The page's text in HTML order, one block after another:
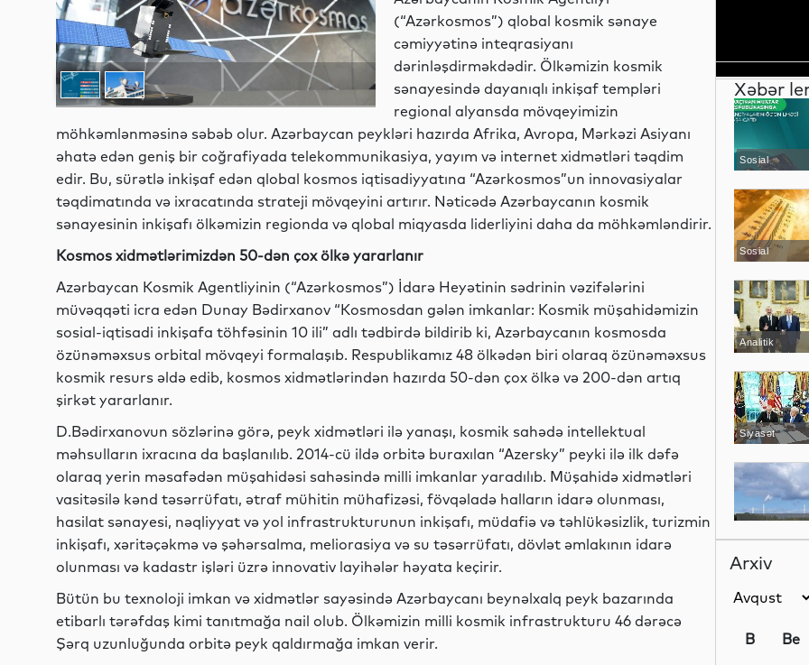
(“Azərkosmos”) qlobal kosmik sənaye
cəmiyyətinə inteqrasiyanı
dərinləşdirməkdədir. Ölkəmizin kosmik
sənayesində dayanıqlı inkişaf templəri
regional alyansda mövqeyimizin
möhkəmlənməsinə səbəb olur. Azərbaycan peykləri hazırda Afrika, Avropa, Mərkəzi Asiyanı
əhatə edən geniş bir coğrafiyada telekommunikasiya, yayım və internet xidmətləri təqdim
edir. Bu, sürətlə inkişaf edən qlobal kosmos iqtisadiyyatına “Azərkosmos”un innovasiyalar
təqdimatında və ixracatında strateji mövqeyini artırır. Nəticədə Azərbaycanın kosmik
sənayesinin inkişafı ölkəmizin regionda və qlobal miqyasda liderliyini daha da möhkəmləndirir.
Kosmos xidmətlərimizdən 50-dən çox ölkə yararlanır
Azərbaycan Kosmik Agentliyinin (“Azərkosmos”) İdarə Heyətinin sədrinin vəzifələrini
müvəqqəti icra edən Dunay Bədirxanov “Kosmosdan gələn imkanlar: Kosmik müşahidəmizin
sosial-iqtisadi inkişafa töhfəsinin 10 ili” adlı tədbirdə bildirib ki, Azərbaycanın kosmosda
özünəməxsus orbital mövqeyi formalaşıb. Respublikamız 48 ölkədən biri olaraq özünəməxsus
kosmik resurs əldə edib, kosmos xidmətlərindən hazırda 50-dən çox ölkə və 200-dən artıq
şirkət yararlanır.
D.Bədirxanovun sözlərinə görə, peyk xidmətləri ilə yanaşı, kosmik sahədə intellektual
məhsulların ixracına da başlanılıb. 2014-cü ildə orbitə buraxılan “Azersky” peyki ilə ilk dəfə
olaraq yerin məsafədən müşahidəsi sahəsində milli imkanlar yaradılıb. Müşahidə xidmətləri
vasitəsilə kənd təsərrüfatı, ətraf mühitin mühafizəsi, fövqəladə halların idarə olunması,
hasilat sənayesi, nəqliyyat və yol infrastrukturunun inkişafı, müdafiə və təhlükəsizlik, turizmin
inkişafı, xəritəçəkmə və şəhərsalma, meliorasiya və su təsərrüfatı, dövlət əmlakının idarə
olunması və kadastr işləri üzrə innovativ layihələr həyata keçirir.
Bütün bu texnoloji imkan və xidmətlər sayəsində Azərbaycanı beynəlxalq peyk bazarında
etibarlı tərəfdaş kimi tanıtmağa nail olub. Ölkəmizin milli kosmik infrastrukturu 46 dərəcə
Şərq uzunluğunda orbitə peyk qaldırmağa imkan verir.
Xəbər
Sosial
Sosial
Analitik
Siyasət
Dünya
Arxiv
B Be